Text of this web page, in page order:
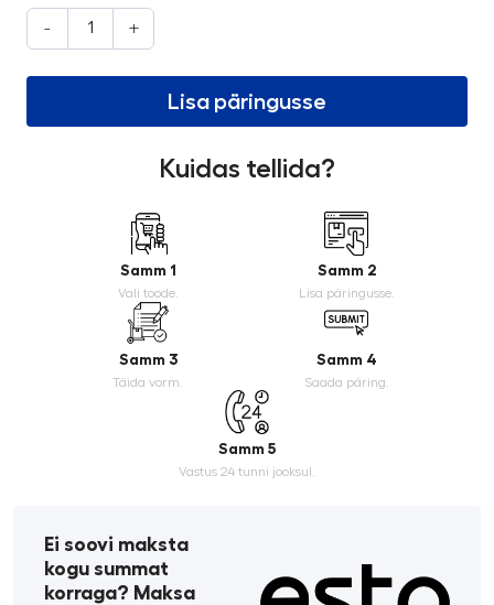
- +
Lisa päringusse
Kuidas tellida?
Samm 1
Vali toode.
Samm 2
Lisa päringusse.
Samm 3
Täida vorm.
Samm 4
Saada päring.
Samm 5
Vastus 24 tunni jooksul.
Ei soovi maksta
kogu summat
korraga? Maksa